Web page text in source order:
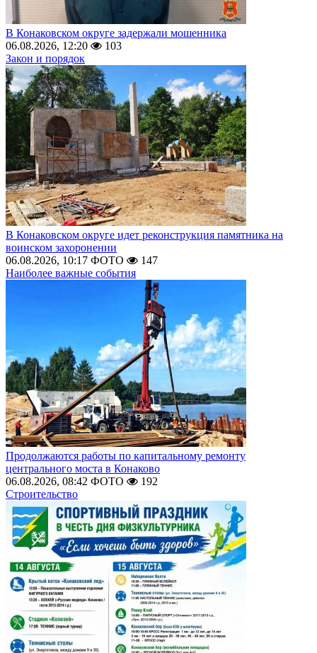
В Конаковском округе задержали мошенника
06.08.2026, 12:20
103
Закон и порядок
В Конаковском округе идет реконструкция памятника на
воинском захоронении
06.08.2026, 10:17 ФОТО
147
Наиболее важные события
Продолжаются работы по капитальному ремонту
центрального моста в Конаково
06.08.2026, 08:42 ФОТО
192
Строительство